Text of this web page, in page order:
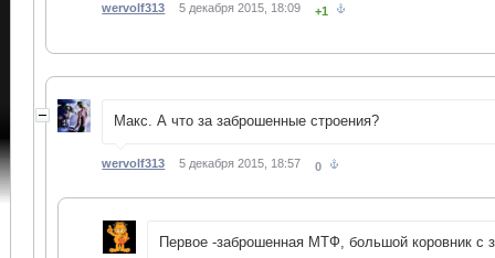
wervolf313 5 декабря 2015, 18:09 +1
Макс. А что за заброшенные строения?
wervolf313 5 декабря 2015, 18:57 0
Первое -заброшенная МТФ, большой коровник с